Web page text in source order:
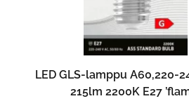
LISÄÄ OSTOSKORIIN
LED GLS-lamppu A60,220-
215lm 2200K E27